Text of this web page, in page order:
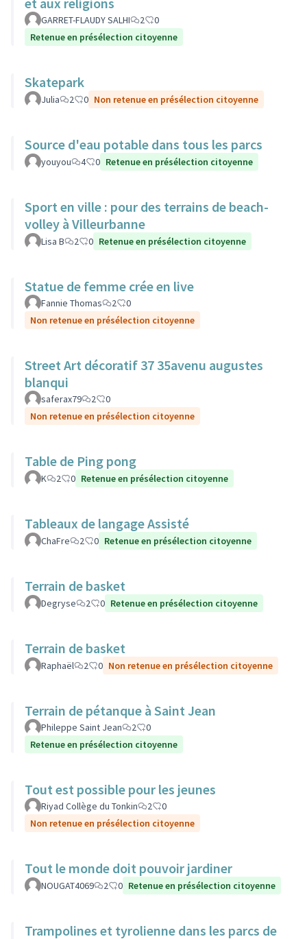
GARRET-FLAUDY SALHI 2
0
Retenue en présélection citoyenne
Skatepark
Julia 2 0 Non retenue en présélection citoyenne
Source d'eau potable dans tous les parcs
youyou 4 0 Retenue en présélection citoyenne
Sport en ville : pour des terrains de beach-
volley à Villeurbanne
Lisa B 2 0 Retenue en présélection citoyenne
Statue de femme crée en live
Fannie Thomas 2
0
Non retenue en présélection citoyenne
Street Art décoratif 37 35avenu augustes
blanqui
saferax79 2
0
Non retenue en présélection citoyenne
Table de Ping pong
K 2 0 Retenue en présélection citoyenne
Tableaux de langage Assisté
ChaFre 2 0 Retenue en présélection citoyenne
Terrain de basket
Degryse 2 0 Retenue en présélection citoyenne
Terrain de basket
Raphaël 2 0 Non retenue en présélection citoyenne
Terrain de pétanque à Saint Jean
Phileppe Saint Jean 2
0
Retenue en présélection citoyenne
Tout est possible pour les jeunes
Riyad Collège du Tonkin 2
0
Non retenue en présélection citoyenne
Tout le monde doit pouvoir jardiner
NOUGAT4069 2 0 Retenue en présélection citoyenne
Trampolines et tyrolienne dans les parcs de